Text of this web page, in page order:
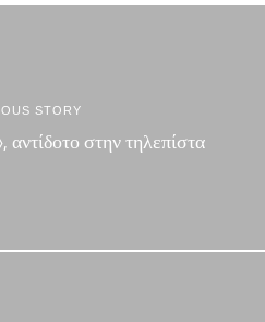
STORY
στην τηλεπίστα